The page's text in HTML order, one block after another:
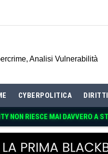
Analisi Vulnerabilità
CYBERPOLITICA DIRITTI
NON RIES